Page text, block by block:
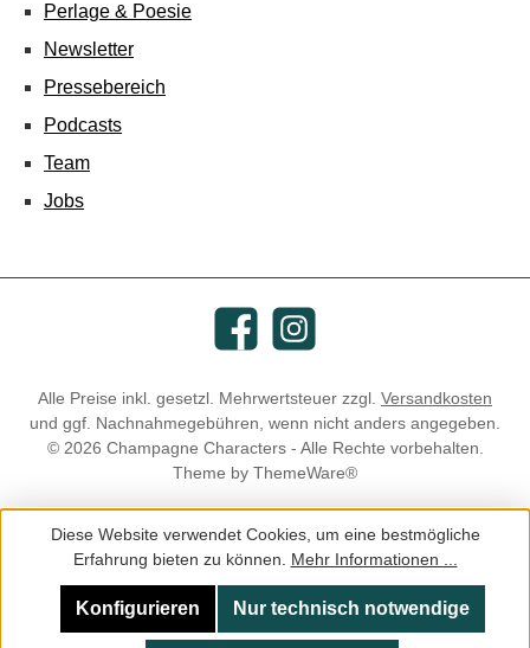
Perlage & Poesie
Newsletter
Pressebereich
Podcasts
Team
Jobs
FacebookInstagram
Alle Preise inkl. gesetzl. Mehrwertsteuer zzgl. Versandkosten
und ggf. Nachnahmegebühren, wenn nicht anders angegeben.
© 2026 Champagne Characters - Alle Rechte vorbehalten.
Theme by ThemeWare®
Diese Website verwendet Cookies, um eine bestmögliche
Erfahrung bieten zu können. Mehr Informationen ...
Nur technisch notwendige
Konfigurieren